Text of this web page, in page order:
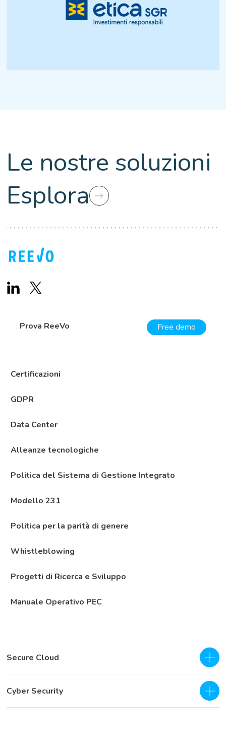
Le nostre soluzioni
Esplora
Prova ReeVo Free demo
Certificazioni
GDPR
Data Center
Alleanze tecnologiche
Politica del Sistema di Gestione Integrato
Modello 231
Politica per la parità di genere
Whistleblowing
Progetti di Ricerca e Sviluppo
Manuale Operativo PEC
Secure Cloud
IaaS - Private Cloud
Private Cloud
Cyber Security